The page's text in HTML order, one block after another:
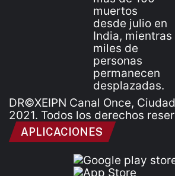
DR©XEIPN Canal Once,
2021. Todos los derechos
APLICACIONES